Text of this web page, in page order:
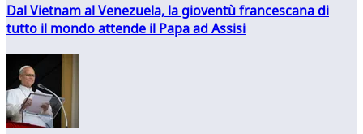
Dal Vietnam al Venezuela, la gioventù francescana di
tutto il mondo attende il Papa ad Assisi